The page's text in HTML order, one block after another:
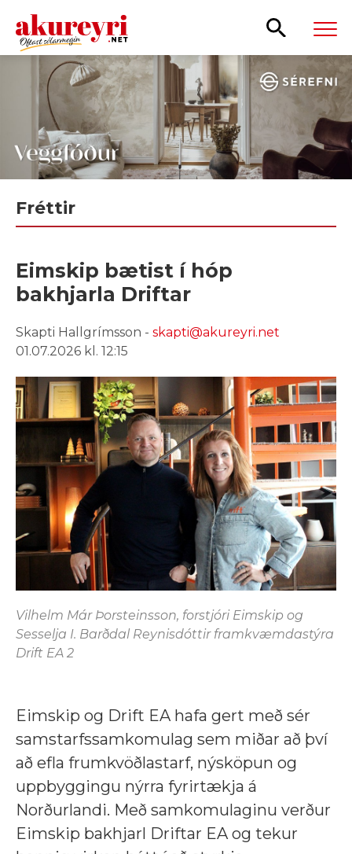
Leita
Fréttir
Eimskip bætist í hóp
bakhjarla Driftar
Skapti Hallgrímsson - skapti@akureyri.net
01.07.2026 kl. 12:15
Vilhelm Már Þorsteinsson, forstjóri Eimskip og
Sesselja I. Barðdal Reynisdóttir framkvæmdastýra
Drift EA 2
Eimskip og Drift EA hafa gert með sér
samstarfssamkomulag sem miðar að því
að efla frumkvöðlastarf, nýsköpun og
uppbyggingu nýrra fyrirtækja á
Norðurlandi. Með samkomulaginu verður
Eimskip bakhjarl Driftar EA og tekur